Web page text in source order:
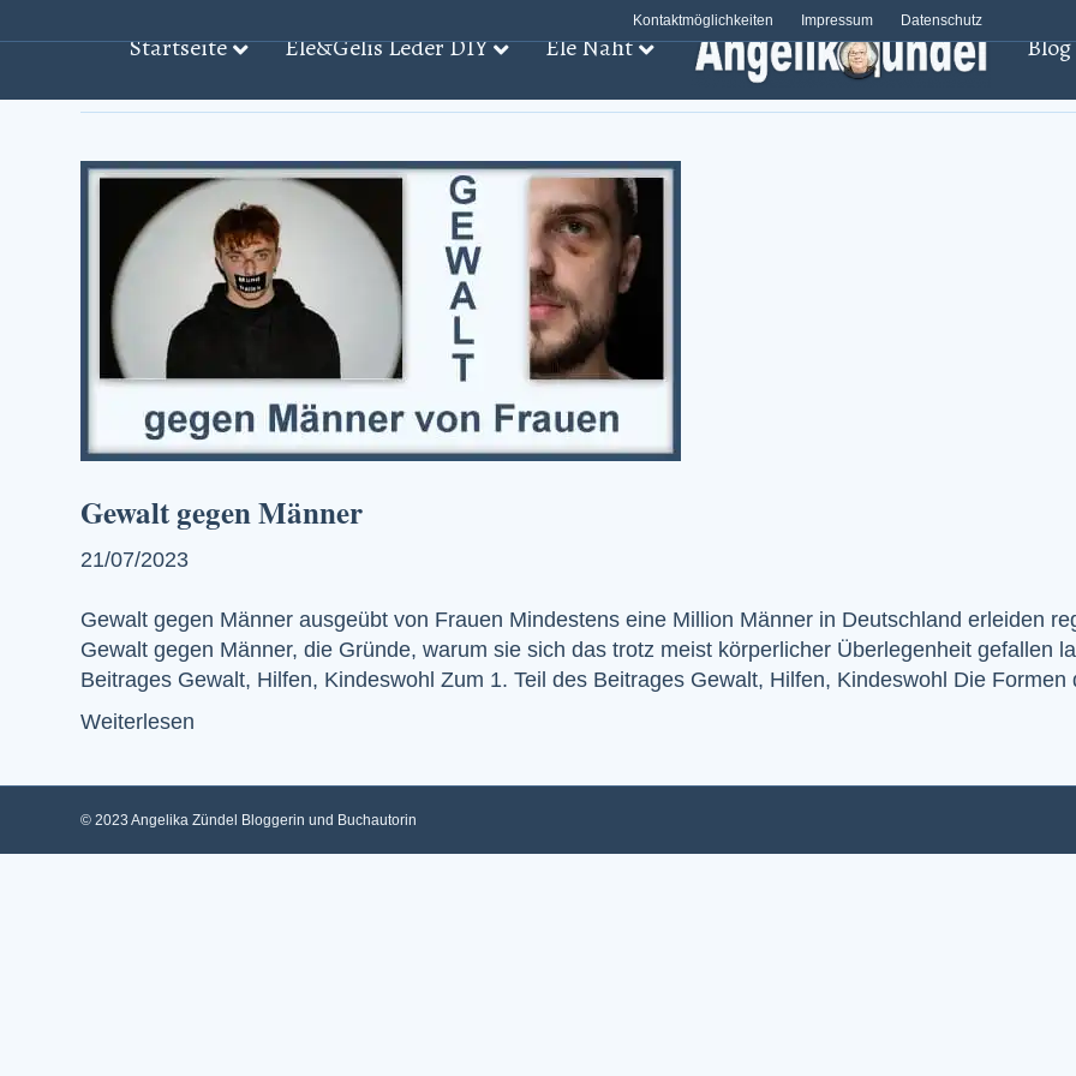
Kontaktmöglichkeiten Impressum Datenschutz
Startseite Ele&Gelis Leder DIY Ele Näht Blog
Gewalt gegen Männer
21/07/2023
Gewalt gegen Männer ausgeübt von Frauen Mindestens eine Million Männer in Deutschland erleiden
Gewalt gegen Männer, die Gründe, warum sie sich das trotz meist körperlicher Überlegenheit gefallen
Beitrages Gewalt, Hilfen, Kindeswohl Zum 1. Teil des Beitrages Gewalt, Hilfen, Kindeswohl Die
Weiterlesen
© 2023 Angelika Zündel Bloggerin und Buchautorin